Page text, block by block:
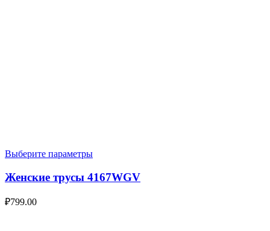
Выберите параметры
Женские трусы 4167WGV
₽799.00